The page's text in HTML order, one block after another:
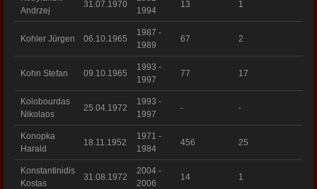
Andrzej
31.07.1970
1994
13 1
Kohler Jürgen 06.10.1965
1987 -
1989
67 2
Kohn Stefan 09.10.1965
1993 -
1997
77 17
Kolobourdas
Nikolaos
25.04.1972
1993 -
1997
- -
Konopka
Harald
18.11.1952
1971 -
1984
456 25
Konstantinidis
Kostas
31.08.1972
2004 -
2006
14 1